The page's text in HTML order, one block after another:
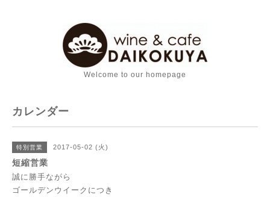
Welcome to our homepage
カレンダー
特別営業 2017-05-02 (火)
短縮営業
誠に勝手ながら
ゴールデンウイークにつき